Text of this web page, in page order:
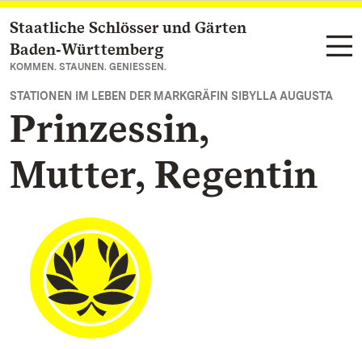
Zum Hauptinhalt springen
Staatliche Schlösser und Gärten
Baden‑Württemberg
KOMMEN. STAUNEN. GENIESSEN.
STATIONEN IM LEBEN DER MARKGRÄFIN SIBYLLA AUGUSTA
Prinzessin,
Mutter, Regentin